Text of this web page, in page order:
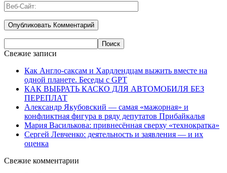
Свежие записи
Как Англо-саксам и Хардлендцам выжить вместе на
одной планете. Беседы с GPT
КАК ВЫБРАТЬ КАСКО ДЛЯ АВТОМОБИЛЯ БЕЗ
ПЕРЕПЛАТ
Александр Якубовский — самая «мажорная» и
конфликтная фигура в ряду депутатов Прибайкалья
Мария Василькова: привнесённая сверху «технократка»
Сергей Левченко: деятельность и заявления — и их
оценка
Свежие комментарии